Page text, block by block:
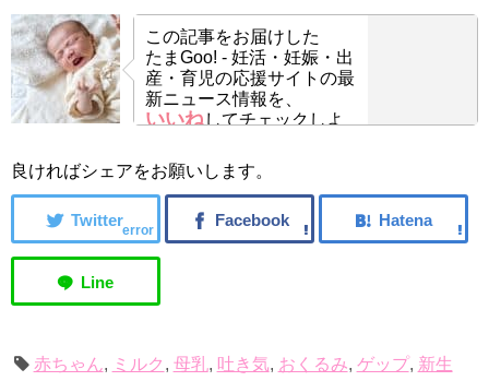
この記事をお届けした
たまGoo! - 妊活・妊娠・出
産・育児の応援サイトの最
新ニュース情報を、
いいねしてチェックしよ
良ければシェアをお願いします。
error
赤ちゃん, ミルク , 母乳, 吐き気, おくるみ, ゲップ, 新生